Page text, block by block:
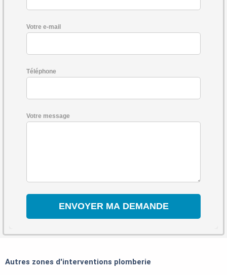
Votre e-mail
Téléphone
Votre message
Autres zones d'interventions plomberie